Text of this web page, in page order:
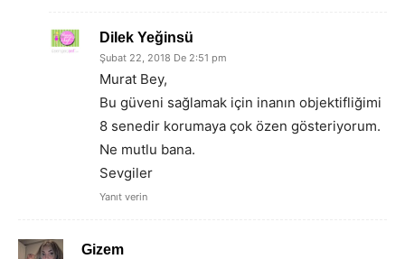
Dilek Yeğinsü
Şubat 22, 2018 De 2:51 pm
Murat Bey,
Bu güveni sağlamak için inanın objektifliğimi
8 senedir korumaya çok özen gösteriyorum.
Ne mutlu bana.
Sevgiler
Yanıt verin
Gizem